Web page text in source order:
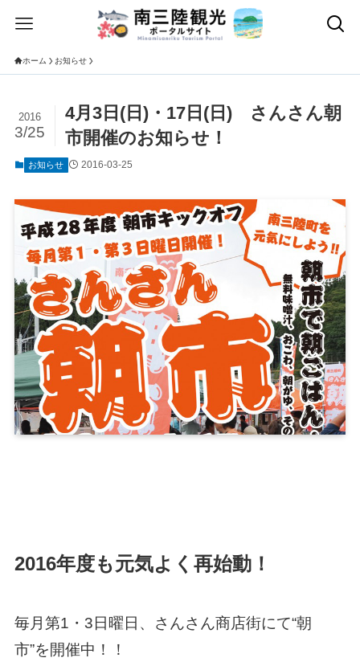
ホーム お知らせ
4月3日(日)・17日(日) さんさん朝
市開催のお知らせ！
2016
3/25
お知らせ 2016-03-25
2016年度も元気よく再始動！
毎月第1・3日曜日、さんさん商店街にて“朝
市”を開催中！！